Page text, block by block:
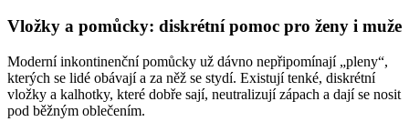
Vložky a pomůcky: diskrétní pomoc pro ženy i muže
Moderní inkontinenční pomůcky už dávno nepřipomínají „pleny“,
kterých se lidé obávají a za něž se stydí. Existují tenké, diskrétní
vložky a kalhotky, které dobře sají, neutralizují zápach a dají se nosit
pod běžným oblečením.